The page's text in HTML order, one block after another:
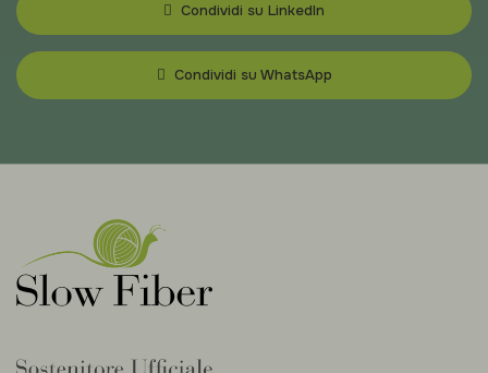
Condividi su LinkedIn
Condividi su WhatsApp